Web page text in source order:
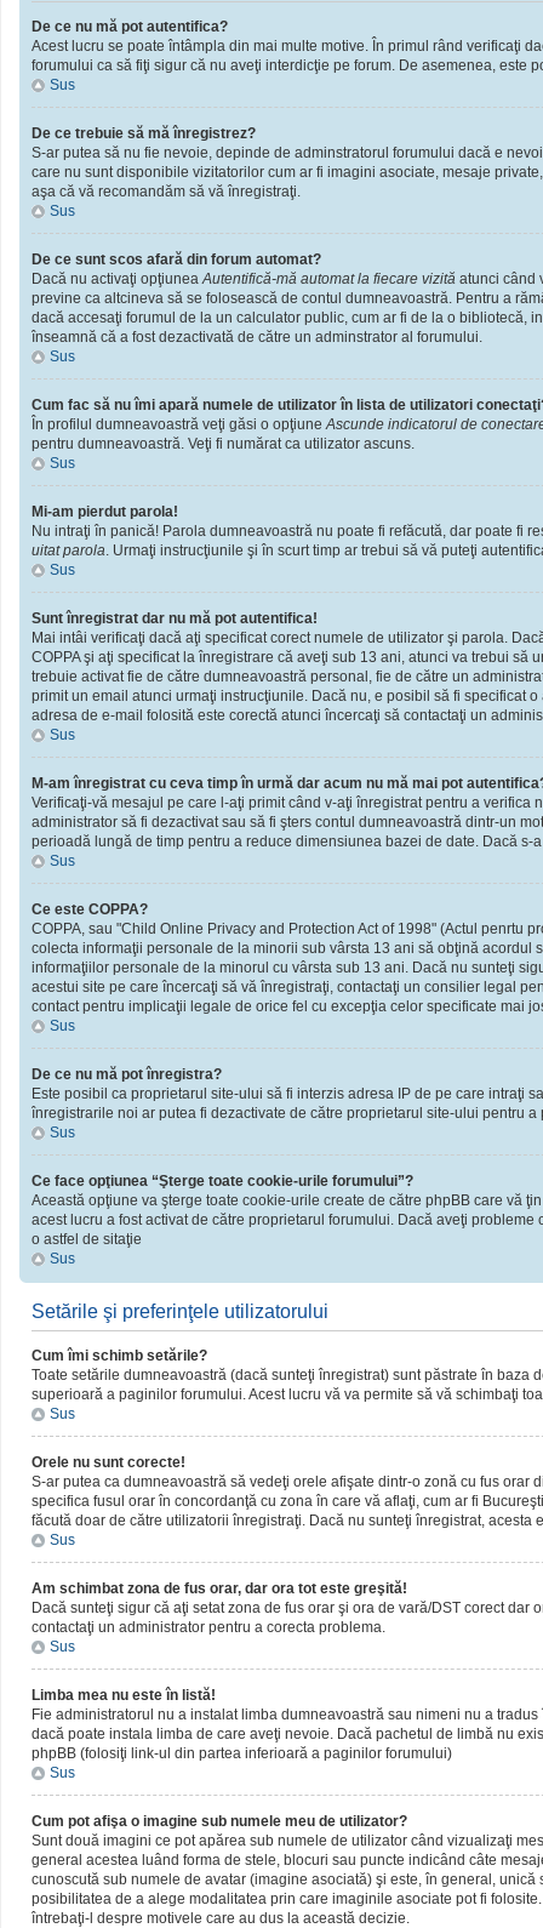
De ce nu mă pot autentifica?
Acest lucru se poate întâmpla din mai multe motive. În primul rând verificaţi
forumului ca să fiţi sigur că nu aveţi interdicţie pe forum. De asemenea,
Sus
De ce trebuie să mă înregistrez?
S-ar putea să nu fie nevoie, depinde de adminstratorul forumului dacă e
care nu sunt disponibile vizitatorilor cum ar fi imagini asociate, mesaje
aşa că vă recomandăm să vă înregistraţi.
Sus
De ce sunt scos afară din forum automat?
Dacă nu activaţi opţiuneaAutentifică-mă automat la fiecare vizită atunci când
previne ca altcineva să se folosească de contul dumneavoastră. Pentru a
dacă accesaţi forumul de la un calculator public, cum ar fi de la o bibliotecă,
înseamnă că a fost dezactivată de către un adminstrator al forumului.
Sus
Cum fac să nu îmi apară numele de utilizator în lista de utilizatori
În profilul dumneavoastră veţi găsi o opţiuneAscunde indicatorul de
pentru dumneavoastră. Veţi fi numărat ca utilizator ascuns.
Sus
Mi-am pierdut parola!
Nu intraţi în panică! Parola dumneavoastră nu poate fi refăcută, dar poate fi
uitat parola. Urmaţi instrucţiunile şi în scurt timp ar trebui să vă puteţi
Sus
Sunt înregistrat dar nu mă pot autentifica!
Mai intâi verificaţi dacă aţi specificat corect numele de utilizator şi parola.
COPPA şi aţi specificat la înregistrare că aveţi sub 13 ani, atunci va trebui
trebuie activat fie de către dumneavoastră personal, fie de către un
primit un email atunci urmaţi instrucţiunile. Dacă nu, e posibil să fi specificat
adresa de e-mail folosită este corectă atunci încercaţi să contactaţi un
Sus
M-am înregistrat cu ceva timp în urmă dar acum nu mă mai pot
Verificaţi-vă mesajul pe care l-aţi primit când v-aţi înregistrat pentru a
administrator să fi dezactivat sau să fi şters contul dumneavoastră dintr-un
perioadă lungă de timp pentru a reduce dimensiunea bazei de date. Dacă
Sus
Ce este COPPA?
COPPA, sau "Child Online Privacy and Protection Act of 1998" (Actul penrtu
colecta informaţii personale de la minorii sub vârsta 13 ani să obţină
informaţiilor personale de la minorul cu vârsta sub 13 ani. Dacă nu sunteţi
acestui site pe care încercaţi să vă înregistraţi, contactaţi un consilier legal
contact pentru implicaţii legale de orice fel cu excepţia celor specificate mai
Sus
De ce nu mă pot înregistra?
Este posibil ca proprietarul site-ului să fi interzis adresa IP de pe care intraţi
înregistrarile noi ar putea fi dezactivate de către proprietarul site-ului pentru
Sus
Ce face opţiunea “Şterge toate cookie-urile forumului”?
Această opţiune va şterge toate cookie-urile create de către phpBB care vă
acest lucru a fost activat de către proprietarul forumului. Dacă aveţi
o astfel de sitaţie
Sus
Setările şi preferinţele utilizatorului
Cum îmi schimb setările?
Toate setările dumneavoastră (dacă sunteţi înregistrat) sunt păstrate în
superioară a paginilor forumului. Acest lucru vă va permite să vă schimbaţi
Sus
Orele nu sunt corecte!
S-ar putea ca dumneavoastră să vedeţi orele afişate dintr-o zonă cu fus
specifica fusul orar în concordanţă cu zona în care vă aflaţi, cum ar fi
făcută doar de către utilizatorii înregistraţi. Dacă nu sunteţi înregistrat, acesta
Sus
Am schimbat zona de fus orar, dar ora tot este greşită!
Dacă sunteţi sigur că aţi setat zona de fus orar şi ora de vară/DST corect
contactaţi un administrator pentru a corecta problema.
Sus
Limba mea nu este în listă!
Fie administratorul nu a instalat limba dumneavoastră sau nimeni nu a
dacă poate instala limba de care aveţi nevoie. Dacă pachetul de limbă nu
phpBB (folosiţi link-ul din partea inferioară a paginilor forumului)
Sus
Cum pot afişa o imagine sub numele meu de utilizator?
Sunt două imagini ce pot apărea sub numele de utilizator când vizualizaţi
general acestea luând forma de stele, blocuri sau puncte indicând câte
cunoscută sub numele de avatar (imagine asociată) şi este, în general,
posibilitatea de a alege modalitatea prin care imaginile asociate pot fi
întrebaţi-l despre motivele care au dus la această decizie.